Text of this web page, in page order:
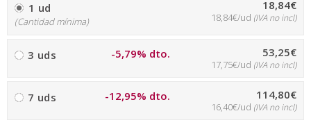
1 ud
(Cantidad mínima)
18,84€
18,84€/ud (IVA no incl)
3 uds -5,79% dto. 53,25€
17,75€/ud (IVA no incl)
7 uds -12,95% dto. 114,80€
16,40€/ud (IVA no incl)